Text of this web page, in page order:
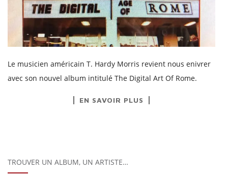
Le musicien américain T. Hardy Morris revient nous enivrer
avec son nouvel album intitulé The Digital Art Of Rome.
EN SAVOIR PLUS
TROUVER UN ALBUM, UN ARTISTE…